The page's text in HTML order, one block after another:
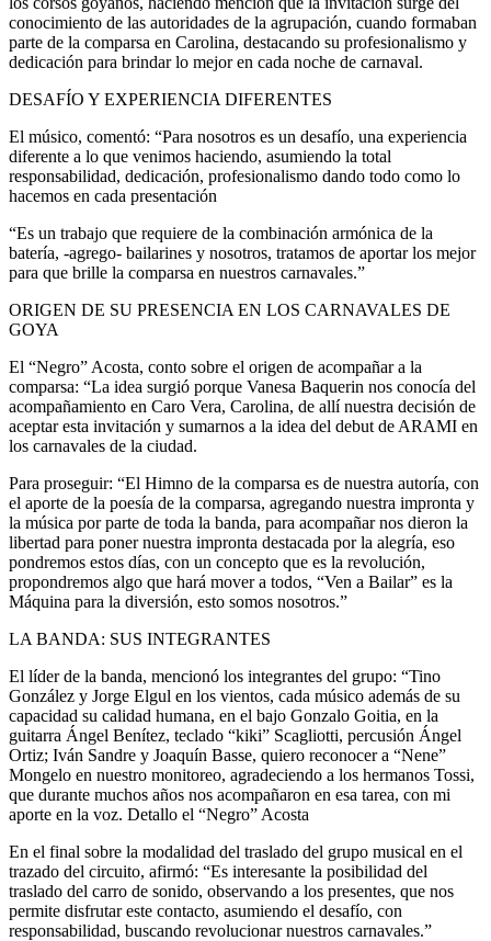
conocimiento de las autoridades de la agrupación, cuando formaban
parte de la comparsa en Carolina, destacando su profesionalismo y
dedicación para brindar lo mejor en cada noche de carnaval.
DESAFÍO Y EXPERIENCIA DIFERENTES
El músico, comentó: “Para nosotros es un desafío, una experiencia
diferente a lo que venimos haciendo, asumiendo la total
responsabilidad, dedicación, profesionalismo dando todo como lo
hacemos en cada presentación
“Es un trabajo que requiere de la combinación armónica de la
batería, -agrego- bailarines y nosotros, tratamos de aportar los mejor
para que brille la comparsa en nuestros carnavales.”
ORIGEN DE SU PRESENCIA EN LOS CARNAVALES DE
GOYA
El “Negro” Acosta, conto sobre el origen de acompañar a la
comparsa: “La idea surgió porque Vanesa Baquerin nos conocía del
acompañamiento en Caro Vera, Carolina, de allí nuestra decisión de
aceptar esta invitación y sumarnos a la idea del debut de ARAMI en
los carnavales de la ciudad.
Para proseguir: “El Himno de la comparsa es de nuestra autoría, con
el aporte de la poesía de la comparsa, agregando nuestra impronta y
la música por parte de toda la banda, para acompañar nos dieron la
libertad para poner nuestra impronta destacada por la alegría, eso
pondremos estos días, con un concepto que es la revolución,
propondremos algo que hará mover a todos, “Ven a Bailar” es la
Máquina para la diversión, esto somos nosotros.”
LA BANDA: SUS INTEGRANTES
El líder de la banda, mencionó los integrantes del grupo: “Tino
González y Jorge Elgul en los vientos, cada músico además de su
capacidad su calidad humana, en el bajo Gonzalo Goitia, en la
guitarra Ángel Benítez, teclado “kiki” Scagliotti, percusión Ángel
Ortiz; Iván Sandre y Joaquín Basse, quiero reconocer a “Nene”
Mongelo en nuestro monitoreo, agradeciendo a los hermanos Tossi,
que durante muchos años nos acompañaron en esa tarea, con mi
aporte en la voz. Detallo el “Negro” Acosta
En el final sobre la modalidad del traslado del grupo musical en el
trazado del circuito, afirmó: “Es interesante la posibilidad del
traslado del carro de sonido, observando a los presentes, que nos
permite disfrutar este contacto, asumiendo el desafío, con
responsabilidad, buscando revolucionar nuestros carnavales.”